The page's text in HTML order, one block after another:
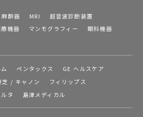
麻酔器 MRI
超音波診断装置
機器 マンモグラフィー
眼科機器
ペンタックス
GE ヘルスケア
芝 / キャノン
フィリップス
タ 島津メディカル